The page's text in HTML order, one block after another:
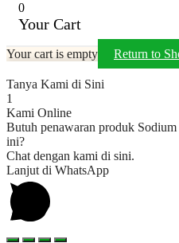
0
Your Cart
Your cart is empty Return to
Tanya Kami di Sini
1
Kami Online
Butuh penawaran produk
ini?
Chat dengan kami di sini.
Lanjut di WhatsApp